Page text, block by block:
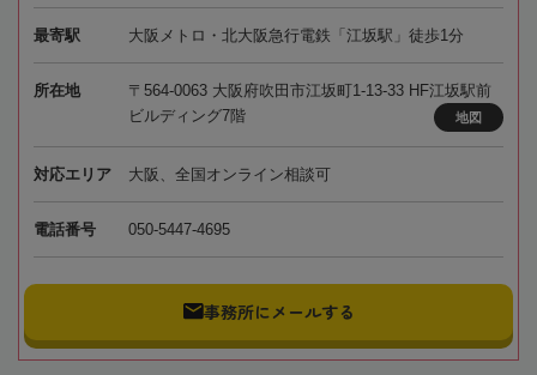
最寄駅 大阪メトロ・北大阪急行電鉄「江坂駅」徒歩1分
所在地
〒564-0063 大阪府吹田市江坂町1-13-33 HF江坂駅前
ビルディング7階
地図
対応エリア 大阪、全国オンライン相談可
電話番号 050-5447-4695
事務所にメールする